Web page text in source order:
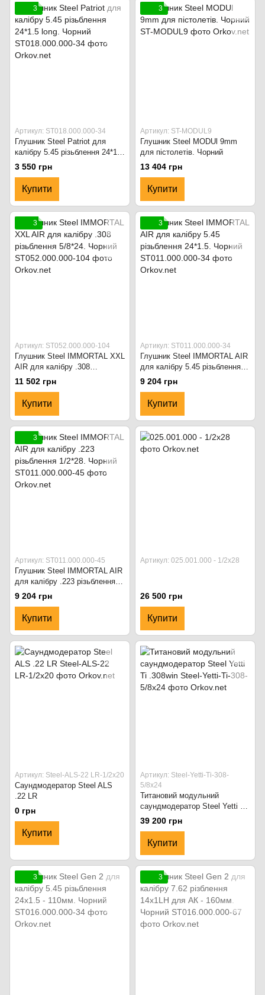
3
Артикул: ST018.000.000-34
Глушник Steel Patriot для
калібру 5.45 різьблення 24*1.5
long. Чорний
3 550 грн
Купити
3
Артикул: ST-MODUL9
Глушник Steel MODUl 9mm
для пістолетів. Чорний
13 404 грн
Купити
3
Артикул: ST052.000.000-104
Глушник Steel IMMORTAL XXL
AIR для калібру .308
різьблення 5/8*24. Чорний
11 502 грн
Купити
3
Артикул: ST011.000.000-34
Глушник Steel IMMORTAL AIR
для калібру 5.45 різьблення
24*1.5. Чорний
9 204 грн
Купити
3
Артикул: ST011.000.000-45
Глушник Steel IMMORTAL AIR
для калібру .223 різьблення
1/2*28. Чорний
9 204 грн
Купити
Артикул: 025.001.000 - 1/2х28
26 500 грн
Купити
Артикул: Steel-ALS-22 LR-1/2х20
Саундмодератор Steel ALS
.22 LR
0 грн
Купити
Артикул: Steel-Yetti-Ti-308-
5/8х24
Титановий модульний
саундмодератор Steel Yetti Ti
.308win
39 200 грн
Купити
3 3